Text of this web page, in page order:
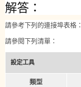
解答：
請參考下列的連接埠表格：
請參閱下列清單：
設定工具
類型